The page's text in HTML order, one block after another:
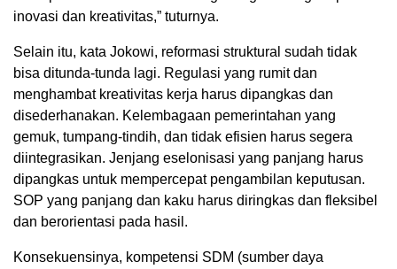
inovasi dan kreativitas,” tuturnya.
Selain itu, kata Jokowi, reformasi struktural sudah tidak
bisa ditunda-tunda lagi. Regulasi yang rumit dan
menghambat kreativitas kerja harus dipangkas dan
disederhanakan. Kelembagaan pemerintahan yang
gemuk, tumpang-tindih, dan tidak efisien harus segera
diintegrasikan. Jenjang eselonisasi yang panjang harus
dipangkas untuk mempercepat pengambilan keputusan.
SOP yang panjang dan kaku harus diringkas dan fleksibel
dan berorientasi pada hasil.
Konsekuensinya, kompetensi SDM (sumber daya